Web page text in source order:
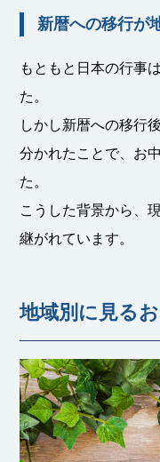
新暦への移行が
もともと日本の行事
た。
しかし新暦への移行
分かれたことで、お
た。
こうした背景から、
継がれています。
地域別に見る